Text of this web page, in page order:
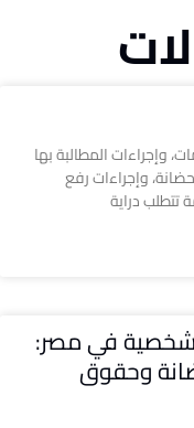
وإجراءات المطالبة بها
وإجراءات رفع
دراية
في مصر:
وحقوق